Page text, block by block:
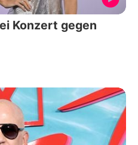
Konzert gegen